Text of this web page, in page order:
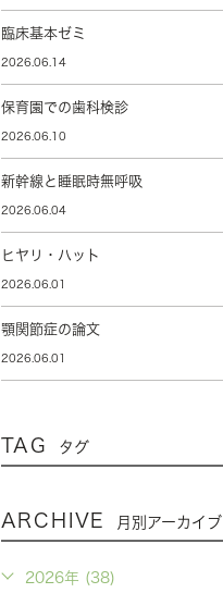
臨床基本ゼミ
2026.06.14
保育園での歯科検診
2026.06.10
新幹線と睡眠時無呼吸
2026.06.04
ヒヤリ・ハット
2026.06.01
顎関節症の論文
2026.06.01
TAG タグ
ARCHIVE 月別アーカイブ
2026年 (38)